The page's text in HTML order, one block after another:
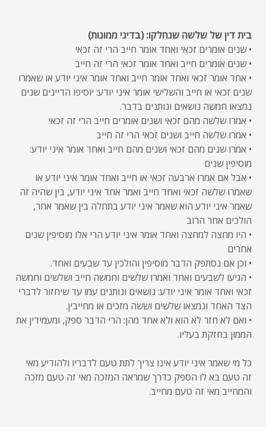
בית דין של שלשה שנחלקו: (בדיני ממונות)
• שנים אומרים זכאי ואחד אומר חייב הרי זה זכאי
• שנים אומרים חייב ואחד אומר זכאי הרי זה חייב
• אחד אומר זכאי ואחד אומר חייב ואחד אומר איני יודע או שאמרו
שנים זכאי או חייב והשלישי אומר איני יודע: יוסיפו הדיינים שנים
נמצאו חמשה נושאים ונותנים בדבר.
• אמרו שלשה מהם זכאי ושנים אומרים חייב הרי זה זכאי
• אמרו שלשה חייב ושנים זכאי הרי זה חייב
• אמרו שנים מהם זכאי ושנים מהם חייב ואחד אומר איני יודע:
מוסיפין שנים
• אבל אם אמרו ארבעה זכאי או חייב ואחד אומר איני יודע או
שאמרו שלשה זכאי ואחד חייב ואמר אחד איני יודע, בין שהיה זה
שאמר איני יודע הוא שאמר איני יודע בתחלה בין שאמר אחר,
הולכים אחר הרוב
• היו מחצה למחצה ואחד אומר איני יודע הרי אלו מוסיפין שנים
אחרים
• וכן אם נסתפק הדבר מוסיפין והולכין עד שבעים ואחד.
• הגיעו לשבעים ואחד ואמרו שלשים וחמשה חייב ושלשים וחמשה
זכאי ואחד אומר איני יודע: נושאים ונותנים עמו עד שיחזור לדברי
הצד האחד ונמצאו שלשים וששה מזכים או מחייבין.
• ואם לא חזר לא הוא ולא אחד מהן: הרי הדבר ספק, ומעמידין את
הממון בחזקת בעליו.
כל מי שאמר איני יודע אינו צריך לתת טעם לדבריו ולהודיע מאי
זה טעם בא לו הספק כדרך שמראה המזכה מאי זה טעם מזכה
והמחייב מאי זה טעם מחייב.